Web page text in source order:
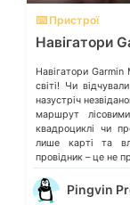
⌨️ Пристрої
Навігатори
Навігатори Garmin
світі! Чи
назустріч
маршрут
квадроциклі чи
лише карті та
провідник – це не
Pingvin